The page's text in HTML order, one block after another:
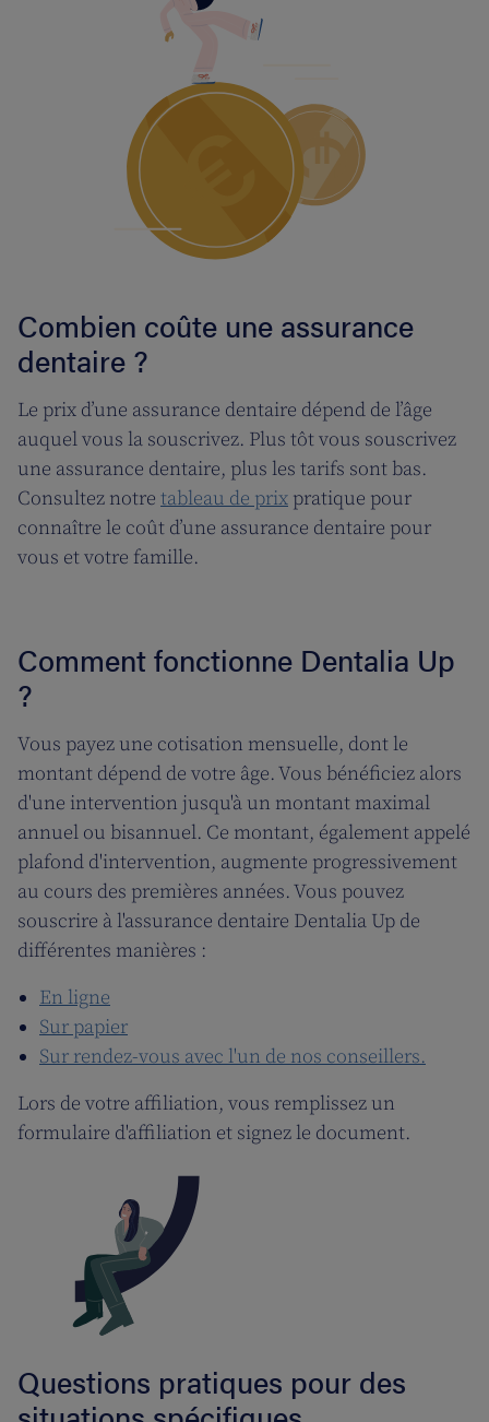
Combien coûte une assurance
dentaire ?
Le prix d’une assurance dentaire dépend de l’âge
auquel vous la souscrivez. Plus tôt vous souscrivez
une assurance dentaire, plus les tarifs sont bas.
Consultez notre tableau de prix pratique pour
connaître le coût d’une assurance dentaire pour
vous et votre famille.
Comment fonctionne Dentalia Up
?
Vous payez une cotisation mensuelle, dont le
montant dépend de votre âge. Vous bénéficiez alors
d'une intervention jusqu'à un montant maximal
annuel ou bisannuel. Ce montant, également appelé
plafond d'intervention, augmente progressivement
au cours des premières années. Vous pouvez
souscrire à l'assurance dentaire Dentalia Up de
différentes manières :
En ligne
Sur papier
Sur rendez-vous avec l'un de nos conseillers.
Lors de votre affiliation, vous remplissez un
formulaire d'affiliation et signez le document.
Questions pratiques pour des